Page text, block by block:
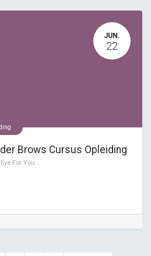
JUN.
22
Brows Cursus Opleiding
For You